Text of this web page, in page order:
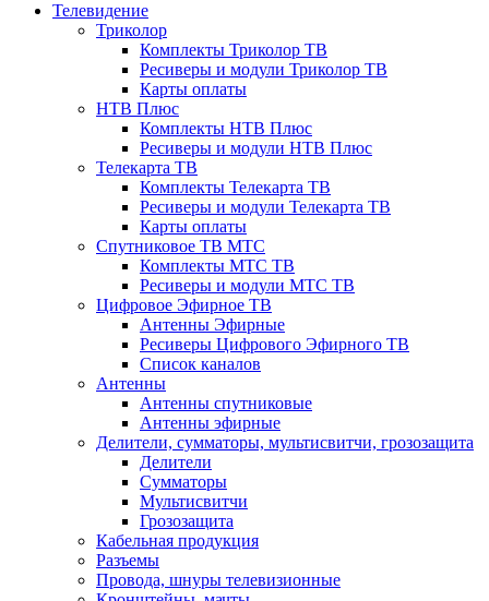
Телевидение
Триколор
Комплекты Триколор ТВ
Ресиверы и модули Триколор ТВ
Карты оплаты
НТВ Плюс
Комплекты НТВ Плюс
Ресиверы и модули НТВ Плюс
Телекарта ТВ
Комплекты Телекарта ТВ
Ресиверы и модули Телекарта ТВ
Карты оплаты
Спутниковое ТВ МТС
Комплекты МТС ТВ
Ресиверы и модули МТС ТВ
Цифровое Эфирное ТВ
Антенны Эфирные
Ресиверы Цифрового Эфирного ТВ
Список каналов
Антенны
Антенны спутниковые
Антенны эфирные
Делители, сумматоры, мультисвитчи, грозозащита
Делители
Сумматоры
Мультисвитчи
Грозозащита
Кабельная продукция
Разъемы
Провода, шнуры телевизионные